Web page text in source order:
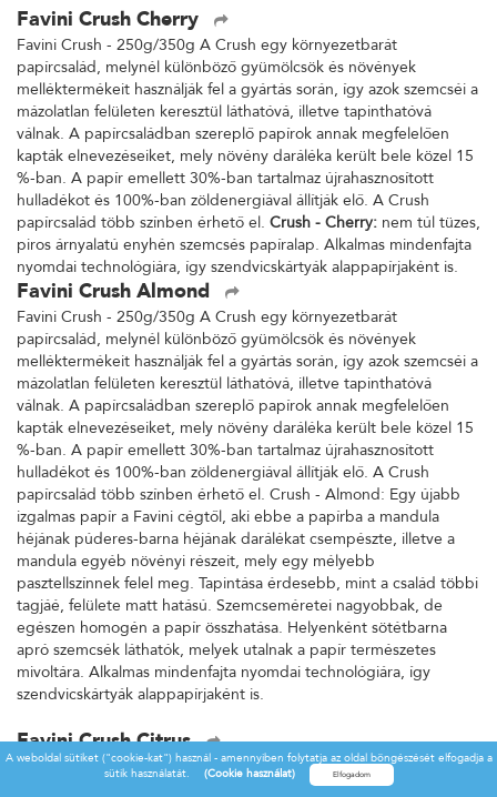
Favini Crush Cherry
Favini Crush - 250g/350g A Crush egy környezetbarát
papírcsalád, melynél különböző gyümölcsök és növények
melléktermékeit használják fel a gyártás során, így azok szemcséi a
mázolatlan felületen keresztül láthatóvá, illetve tapinthatóvá
válnak. A papírcsaládban szereplő papírok annak megfelelően
kapták elnevezéseiket, mely növény daráléka került bele közel 15
%-ban. A papír emellett 30%-ban tartalmaz újrahasznosított
hulladékot és 100%-ban zöldenergiával állítják elő. A Crush
papírcsalád több színben érhető el. Crush - Cherry: nem túl tüzes,
piros árnyalatú enyhén szemcsés papíralap. Alkalmas mindenfajta
nyomdai technológiára, így szendvicskártyák alappapírjaként is.
Favini Crush Almond
Favini Crush - 250g/350g A Crush egy környezetbarát
papírcsalád, melynél különböző gyümölcsök és növények
melléktermékeit használják fel a gyártás során, így azok szemcséi a
mázolatlan felületen keresztül láthatóvá, illetve tapinthatóvá
válnak. A papírcsaládban szereplő papírok annak megfelelően
kapták elnevezéseiket, mely növény daráléka került bele közel 15
%-ban. A papír emellett 30%-ban tartalmaz újrahasznosított
hulladékot és 100%-ban zöldenergiával állítják elő. A Crush
papírcsalád több színben érhető el. Crush - Almond: Egy újabb
izgalmas papír a Favini cégtől, aki ebbe a papírba a mandula
héjának púderes-barna héjának darálékat csempészte, illetve a
mandula egyéb növényi részeit, mely egy mélyebb
pasztellszínnek felel meg. Tapintása érdesebb, mint a család többi
tagjáé, felülete matt hatású. Szemcseméretei nagyobbak, de
egészen homogén a papír összhatása. Helyenként sötétbarna
apró szemcsék láthatók, melyek utalnak a papír természetes
mivoltára. Alkalmas mindenfajta nyomdai technológiára, így
szendvicskártyák alappapírjaként is.
Favini Crush Citrus
Favini Crush - 250g/350g A Crush egy környezetbarát
papírcsalád, melynél különböző gyümölcsök és növények
A weboldal sütiket ("cookie-kat") használ - amennyiben folytatja az oldal böngészését elfogadja a
sütik használatát.
(Cookie használat)